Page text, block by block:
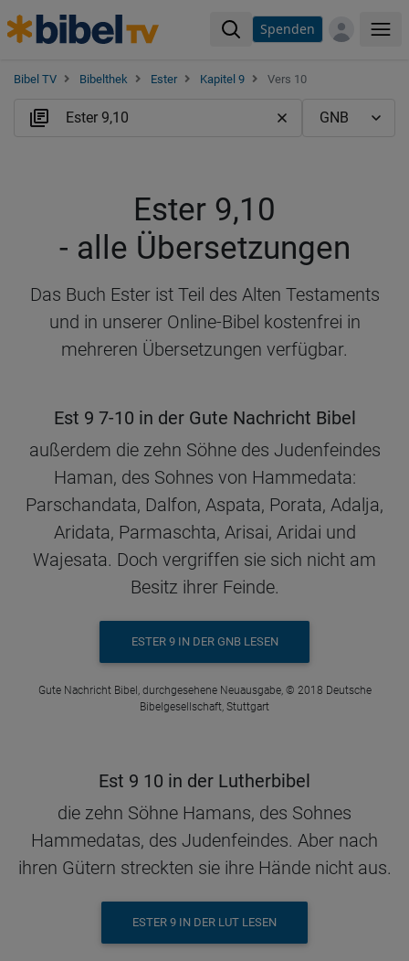
Spenden
Bibel TV Bibelthek Ester Kapitel 9 Vers 10
Ester 9,10
- alle Übersetzungen
Das Buch Ester ist Teil des Alten Testaments
und in unserer Online-Bibel kostenfrei in
mehreren Übersetzungen verfügbar.
Est 9 7-10 in der Gute Nachricht Bibel
außerdem die zehn Söhne des Judenfeindes
Haman, des Sohnes von Hammedata:
Parschandata, Dalfon, Aspata, Porata, Adalja,
Aridata, Parmaschta, Arisai, Aridai und
Wajesata. Doch vergriffen sie sich nicht am
Besitz ihrer Feinde.
ESTER 9 IN DER GNB LESEN
Gute Nachricht Bibel, durchgesehene Neuausgabe, © 2018 Deutsche
Bibelgesellschaft, Stuttgart
Est 9 10 in der Lutherbibel
die zehn Söhne Hamans, des Sohnes
Hammedatas, des Judenfeindes. Aber nach
ihren Gütern streckten sie ihre Hände nicht aus.
ESTER 9 IN DER LUT LESEN